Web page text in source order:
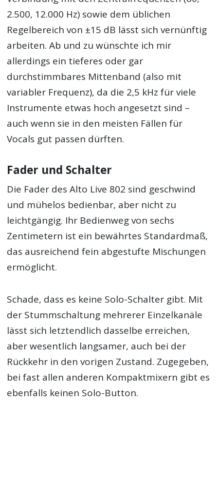
2.500, 12.000 Hz) sowie dem üblichen
Regelbereich von ±15 dB lässt sich vernünftig
arbeiten. Ab und zu wünschte ich mir
allerdings ein tieferes oder gar
durchstimmbares Mittenband (also mit
variabler Frequenz), da die 2,5 kHz für viele
Instrumente etwas hoch angesetzt sind –
auch wenn sie in den meisten Fällen für
Vocals gut passen dürften.
Fader und Schalter
Die Fader des Alto Live 802 sind geschwind
und mühelos bedienbar, aber nicht zu
leichtgängig. Ihr Bedienweg von sechs
Zentimetern ist ein bewährtes Standardmaß,
das ausreichend fein abgestufte Mischungen
ermöglicht.
Schade, dass es keine Solo-Schalter gibt. Mit
der Stummschaltung mehrerer Einzelkanäle
lässt sich letztendlich dasselbe erreichen,
aber wesentlich langsamer, auch bei der
Rückkehr in den vorigen Zustand. Zugegeben,
bei fast allen anderen Kompaktmixern gibt es
ebenfalls keinen Solo-Button.